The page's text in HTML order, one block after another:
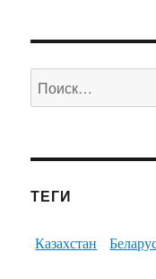
Искать:
ТЕГИ
Казахстан